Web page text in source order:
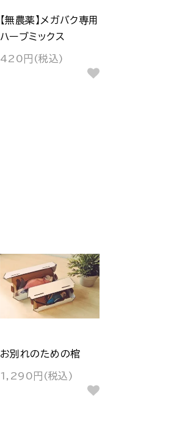
【無農薬】メガバク専用
ハーブミックス
420円(税込)
お別れのための棺
1,290円(税込)